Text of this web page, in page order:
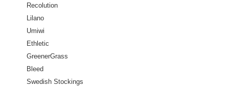
Recolution
Lilano
Umiwi
Ethletic
GreenerGrass
Bleed
Swedish Stockings